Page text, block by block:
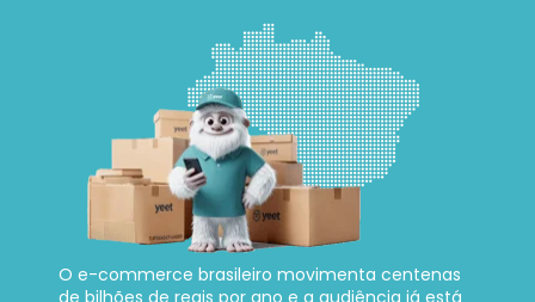
O e-commerce brasileiro movimenta centenas